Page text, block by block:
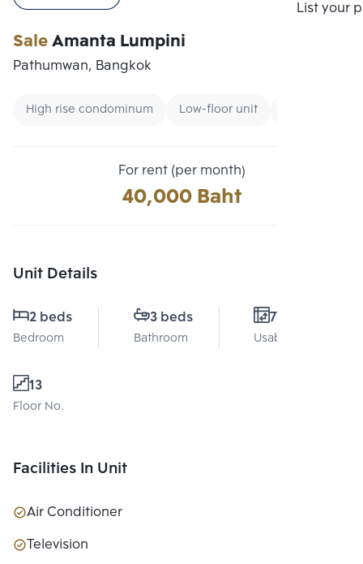
List your
SaleAmanta Lumpini
Pathumwan, Bangkok
High rise condominum Low-floor unit
For rent (per month)
40,000 Baht
Unit Details
2 beds
Bedroom
3 beds
Bathroom
77 Sq.m.
Usable area
13
Floor No.
Facilities In Unit
Air Conditioner
Television